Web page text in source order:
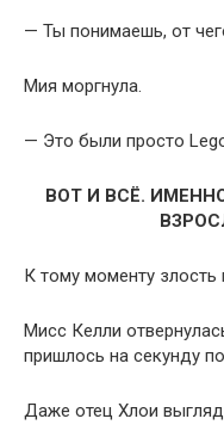
— Ты понимаешь, от
Мия моргнула.
— Это были просто
ВОТ И ВСЁ.
К тому моменту
Мисс Келли
пришлось на секунду
Даже отец Хлои